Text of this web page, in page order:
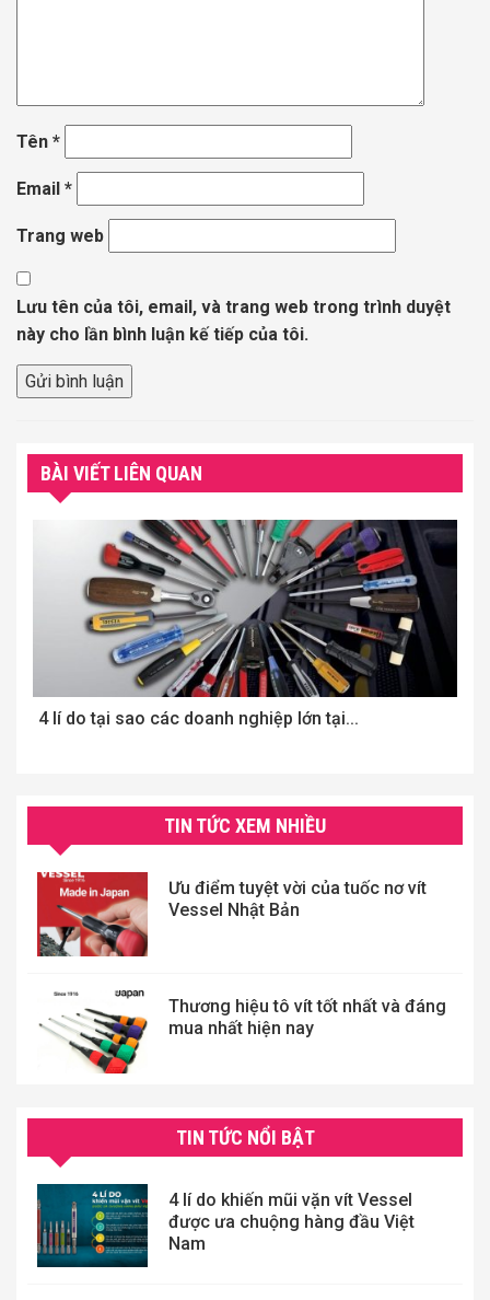
Tên *
Email *
Trang web
Lưu tên của tôi, email, và trang web trong trình duyệt
này cho lần bình luận kế tiếp của tôi.
BÀI VIẾT LIÊN QUAN
4 lí do tại sao các doanh nghiệp lớn tại...
TIN TỨC XEM NHIỀU
Ưu điểm tuyệt vời của tuốc nơ vít
Vessel Nhật Bản
Thương hiệu tô vít tốt nhất và đáng
mua nhất hiện nay
TIN TỨC NỔI BẬT
4 lí do khiến mũi vặn vít Vessel
được ưa chuộng hàng đầu Việt
Nam